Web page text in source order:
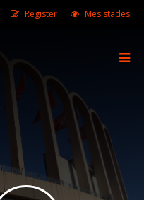
Register Mes stades